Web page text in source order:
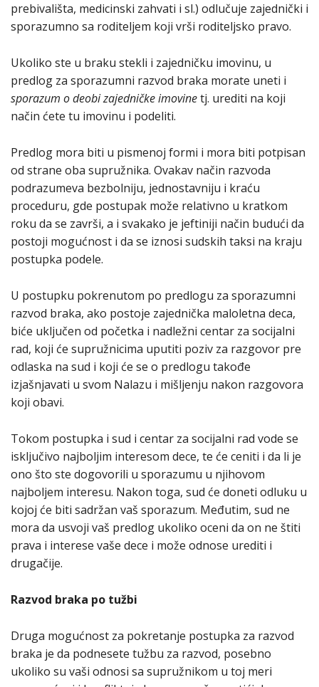
prebivališta, medicinski zahvati i sl.) odlučuje zajednički i
sporazumno sa roditeljem koji vrši roditeljsko pravo.
Ukoliko ste u braku stekli i zajedničku imovinu, u
predlog za sporazumni razvod braka morate uneti i
sporazum o deobi zajedničke imovinetj. urediti na koji
način ćete tu imovinu i podeliti.
Predlog mora biti u pismenoj formi i mora biti potpisan
od strane oba supružnika. Ovakav način razvoda
podrazumeva bezbolniju, jednostavniju i kraću
proceduru, gde postupak može relativno u kratkom
roku da se završi, a i svakako je jeftiniji način budući da
postoji mogućnost i da se iznosi sudskih taksi na kraju
postupka podele.
U postupku pokrenutom po predlogu za sporazumni
razvod braka, ako postoje zajednička maloletna deca,
biće uključen od početka i nadležni centar za socijalni
rad, koji će supružnicima uputiti poziv za razgovor pre
odlaska na sud i koji će se o predlogu takođe
izjašnjavati u svom Nalazu i mišljenju nakon razgovora
koji obavi.
Tokom postupka i sud i centar za socijalni rad vode se
isključivo najboljim interesom dece, te će ceniti i da li je
ono što ste dogovorili u sporazumu u njihovom
najboljem interesu. Nakon toga, sud će doneti odluku u
kojoj će biti sadržan vaš sporazum. Međutim, sud ne
mora da usvoji vaš predlog ukoliko oceni da on ne štiti
prava i interese vaše dece i može odnose urediti i
drugačije.
Razvod braka po tužbi
Druga mogućnost za pokretanje postupka za razvod
braka je da podnesete tužbu za razvod, posebno
ukoliko su vaši odnosi sa supružnikom u toj meri